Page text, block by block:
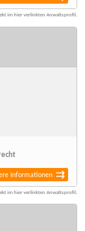
im hier verlinkten Anwaltsprofil.
Informationen
im hier verlinkten Anwaltsprofil.